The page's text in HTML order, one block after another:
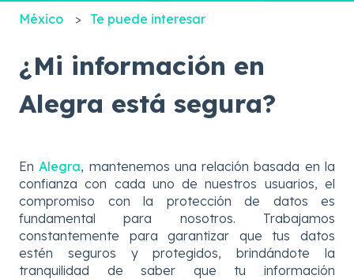
México Te puede interesar
¿Mi información en
Alegra está segura?
En Alegra, mantenemos una relación basada en la
confianza con cada uno de nuestros usuarios, el
compromiso con la protección de datos es
fundamental para nosotros. Trabajamos
constantemente para garantizar que tus datos
estén seguros y protegidos, brindándote la
tranquilidad de saber que tu información